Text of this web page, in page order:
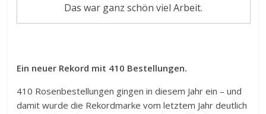
Das war ganz schön viel Arbeit.
Ein neuer Rekord mit 410 Bestellungen.
410 Rosenbestellungen gingen in diesem Jahr ein – und
damit wurde die Rekordmarke vom letztem Jahr deutlich